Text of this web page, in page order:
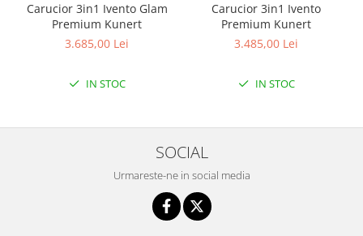
Carucior 3in1 Ivento Glam
Premium Kunert
3.685,00 Lei
IN STOC
Carucior 3in1 Ivento
Premium Kunert
3.485,00 Lei
IN STOC
SOCIAL
Urmareste-ne in social media